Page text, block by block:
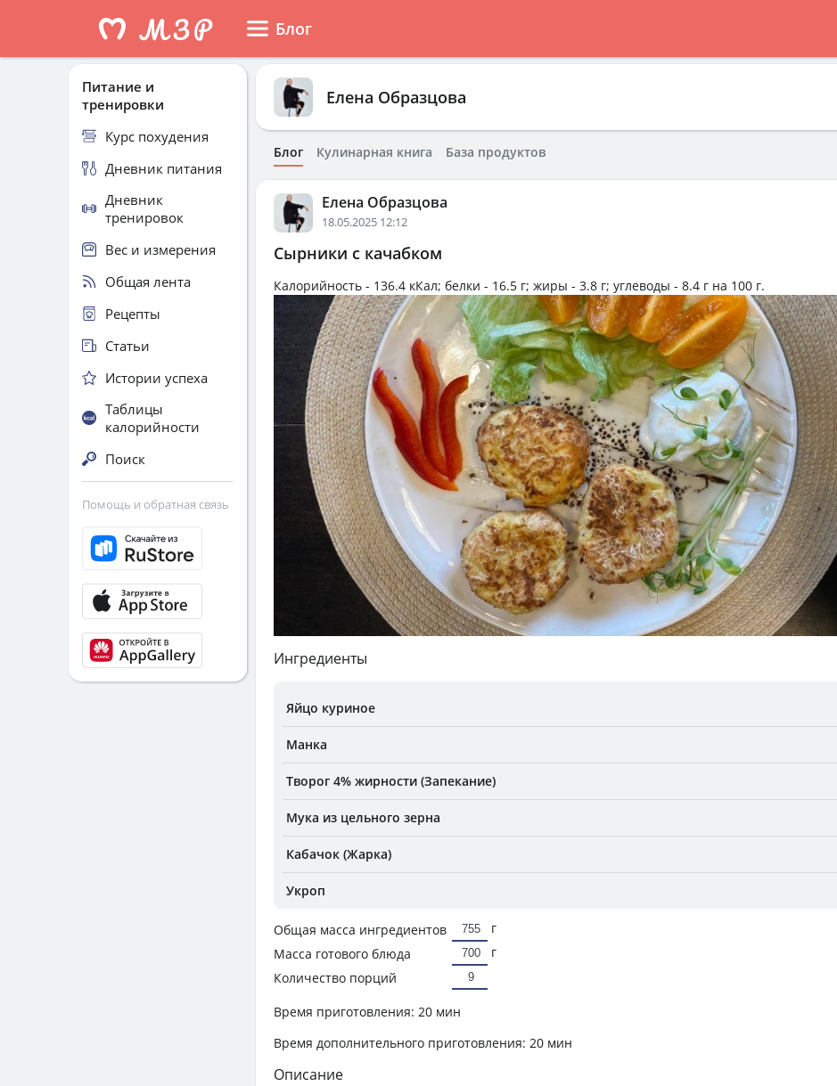
Блог
Елена Образцова
Блог Кулинарная книга База продуктов
Елена Образцова
18.05.2025 12:12
Сырники с качабком
Калорийность - 136.4 кКал; белки - 16.5 г; жиры - 3.8 г; углеводы - 8.4 г на 100 г.
Ингредиенты
Яйцо куриное
Манка
Творог 4% жирности (Запекание)
Мука из цельного зерна
Кабачок (Жарка)
Укроп
Общая масса ингредиентов
г
Масса готового блюда
г
Количество порций
Время приготовления: 20 мин
Время дополнительного приготовления: 20 мин
Описание
Питание и
тренировки
Курс похудения
Дневник питания
Дневник
тренировок
Вес и измерения
Общая лента
Рецепты
Статьи
Истории успеха
Таблицы
калорийности
Поиск
Помощь и обратная связь